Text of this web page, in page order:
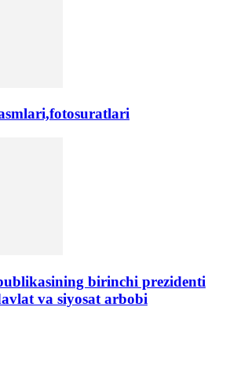
birinchi prezidenti
va siyosat arbobi